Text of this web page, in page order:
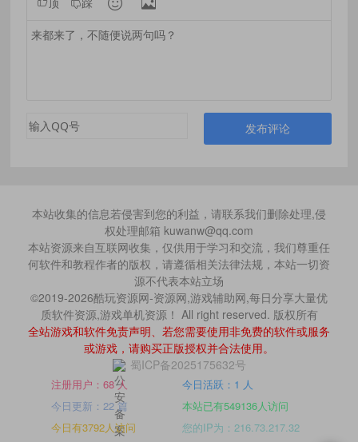
顶 踩
发布评论
本站收集的信息若侵害到您的利益，请联系我们删除处理,侵
权处理邮箱 kuwanw@qq.com
本站资源来自互联网收集，仅供用于学习和交流，我们尊重任
何软件和教程作者的版权，请遵循相关法律法规，本站一切资
源不代表本站立场
©2019-2026酷玩资源网-资源网,游戏辅助网,每日分享大量优
质软件资源,游戏单机资源！ All right reserved. 版权所有
全站游戏和软件免责声明、若您需要使用非免费的软件或服务
或游戏，请购买正版授权并合法使用。
蜀ICP备2025175632号
注册用户：68 人
今日活跃：1 人
今日更新：22 篇
本站已有549136人访问
今日有3792人访问
您的IP为：216.73.217.32